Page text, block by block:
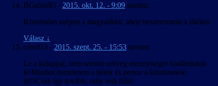
BGabor85 - 2015. okt. 12. - 9:09 szerint:
Köszönöm szépen a magyarítást, ideje beszereznem a játékot.
Válasz ↓
creed13 - 2015. szept. 25. - 15:53 szerint:
Le a kalappal, nem semmi szöveg mennyiséget fordítottatok
le!Minden tiszteletem a tiétek és persze a köszönetem
is!!!Csak így tovább, szép volt fiúk!